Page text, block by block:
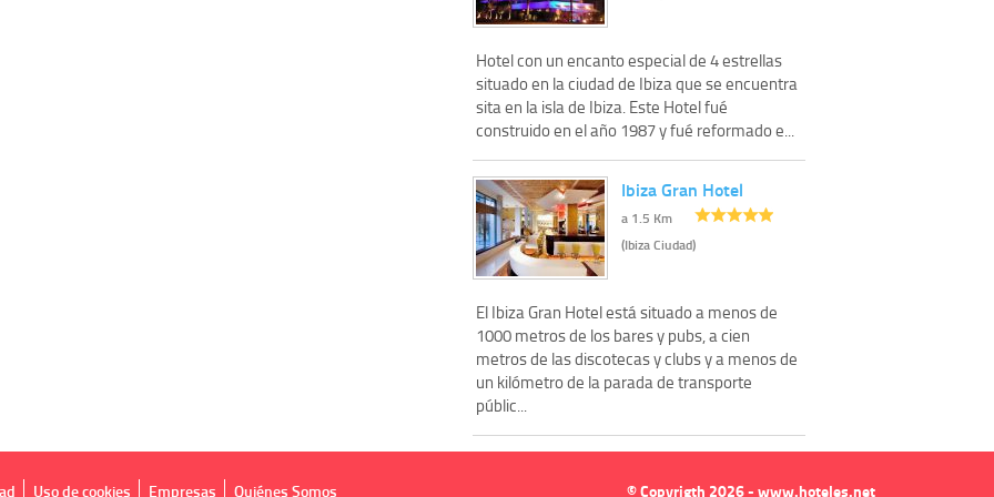
Hotel con un encanto especial de 4 estrellas
situado en la ciudad de Ibiza que se encuentra
sita en la isla de Ibiza. Este Hotel fué
construido en el año 1987 y fué reformado e...
Ibiza Gran Hotel
a 1.5 Km
(Ibiza Ciudad)
El Ibiza Gran Hotel está situado a menos de
1000 metros de los bares y pubs, a cien
metros de las discotecas y clubs y a menos de
un kilómetro de la parada de transporte
públic...
Uso de cookies Empresas Quiénes Somos © Copyrigth 2026 - www.hoteles.net